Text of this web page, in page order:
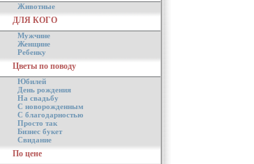
Животные
ДЛЯ КОГО
Мужчине
Женщине
Ребенку
Цветы по поводу
Юбилей
День рождения
На свадьбу
С новорожденным
С благодарностью
Просто так
Бизнес букет
Свидание
По цене